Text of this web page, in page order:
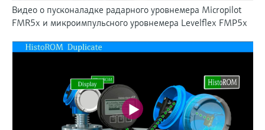
Видео о пусконаладке радарного уровнемера Micropilot
FMR5x и микроимпульсного уровнемера Levelflex FMP5x